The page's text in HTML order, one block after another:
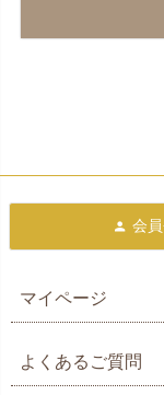
会
マイページ
よくあるご質問